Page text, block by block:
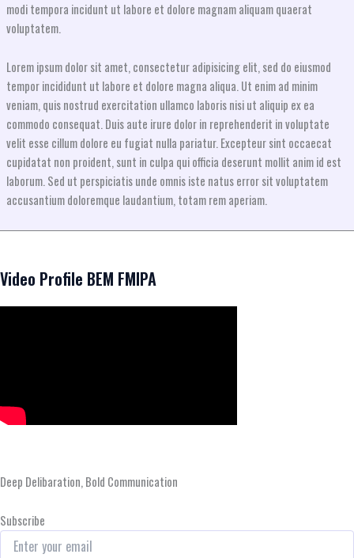
modi tempora incidunt ut labore et dolore magnam aliquam quaerat
voluptatem.
Lorem ipsum dolor sit amet, consectetur adipisicing elit, sed do eiusmod
tempor incididunt ut labore et dolore magna aliqua. Ut enim ad minim
veniam, quis nostrud exercitation ullamco laboris nisi ut aliquip ex ea
commodo consequat. Duis aute irure dolor in reprehenderit in voluptate
velit esse cillum dolore eu fugiat nulla pariatur. Excepteur sint occaecat
cupidatat non proident, sunt in culpa qui officia deserunt mollit anim id est
laborum. Sed ut perspiciatis unde omnis iste natus error sit voluptatem
accusantium doloremque laudantium, totam rem aperiam.
Video Profile BEM FMIPA
Deep Delibaration, Bold Communication
Subscribe